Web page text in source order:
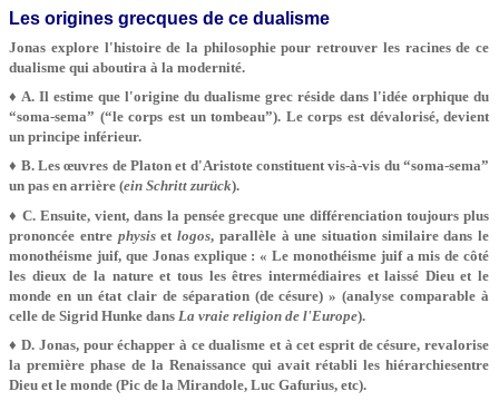
Les origines grecques de ce dualisme
Jonas explore l'histoire de la philosophie pour retrouver les racines de ce
dualisme qui aboutira à la modernité.
♦ A. Il estime que l'origine du dualisme grec réside dans l'idée orphique du
“soma-sema” (“le corps est un tombeau”). Le corps est dévalorisé, devient
un principe inférieur.
♦ B. Les œuvres de Platon et d'Aristote constituent vis-à-vis du “soma-sema”
un pas en arrière (ein Schritt zurück).
♦ C. Ensuite, vient, dans la pensée grecque une différenciation toujours plus
prononcée entre physisetlogos, parallèle à une situation similaire dans le
monothéisme juif, que Jonas explique : « Le monothéisme juif a mis de côté
les dieux de la nature et tous les êtres intermédiaires et laissé Dieu et le
monde en un état clair de séparation (de césure) » (analyse comparable à
celle de Sigrid Hunke dans La vraie religion de l'Europe).
♦ D. Jonas, pour échapper à ce dualisme et à cet esprit de césure, revalorise
la première phase de la Renaissance qui avait rétabli les hiérarchiesentre
Dieu et le monde (Pic de la Mirandole, Luc Gafurius, etc).